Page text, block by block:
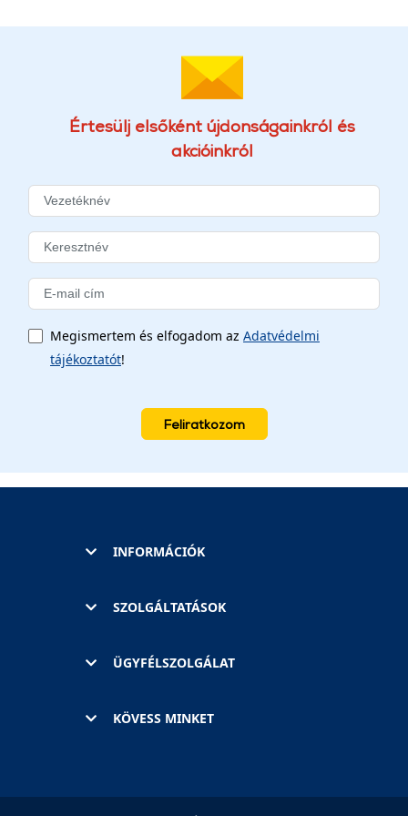
Értesülj elsőként újdonságainkról és
akcióinkról
Megismertem és elfogadom az Adatvédelmi
tájékoztatót!
Feliratkozom
INFORMÁCIÓK
SZOLGÁLTATÁSOK
ÜGYFÉLSZOLGÁLAT
KÖVESS MINKET